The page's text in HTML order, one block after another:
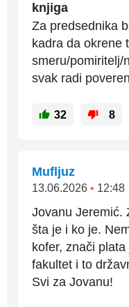
knjiga
Za predsednika
kadra da okrene
smeru/pomiritelj/
svak radi
32 8
Mufljuz
13.06.2026 • 12:48
Jovanu Jeremić.
šta je i ko je.
kofer, znači
fakultet i to
Svi za Jovanu!